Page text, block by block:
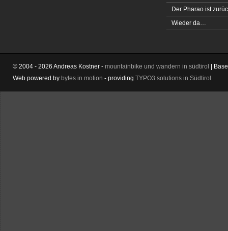
Der Pharao ist
Wieder da…
© 2004 - 2026 Andreas Kostner - mountainbike und wandern in südtirol |
Web powered by bytes in motion - providing TYPO3 solutions in Südtirol